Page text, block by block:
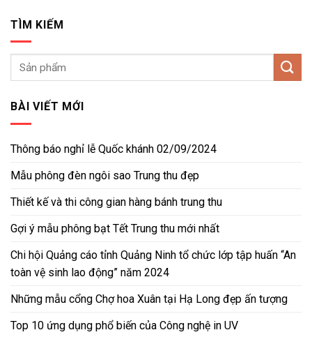
TÌM KIẾM
BÀI VIẾT MỚI
Thông báo nghỉ lễ Quốc khánh 02/09/2024
Mẫu phông đèn ngôi sao Trung thu đẹp
Thiết kế và thi công gian hàng bánh trung thu
Gợi ý mẫu phông bạt Tết Trung thu mới nhất
Chi hội Quảng cáo tỉnh Quảng Ninh tổ chức lớp tập huấn “An
toàn vệ sinh lao động” năm 2024
Những mẫu cổng Chợ hoa Xuân tại Hạ Long đẹp ấn tượng
Top 10 ứng dụng phổ biến của Công nghệ in UV